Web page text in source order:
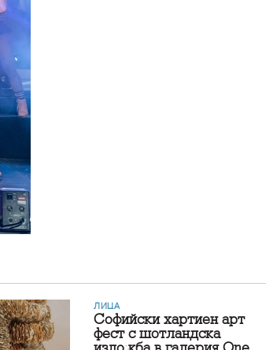
ЛИЦА
Софийски хартиен арт
фест с шотландска